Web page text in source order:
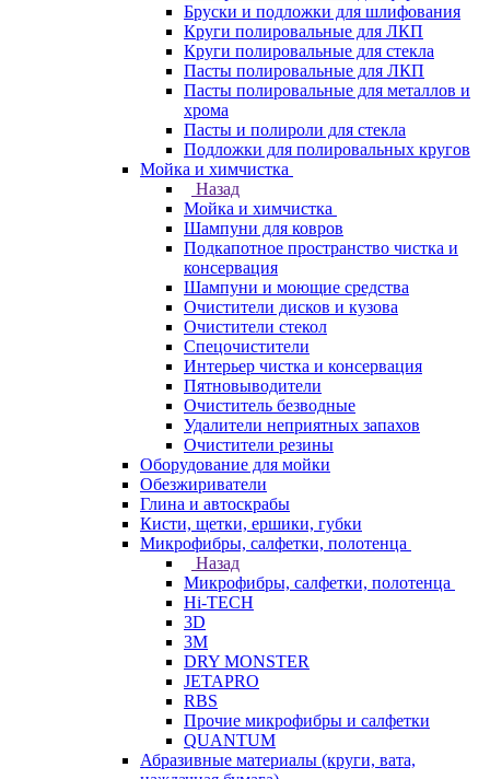
Бруски и подложки для шлифования
Круги полировальные для ЛКП
Круги полировальные для стекла
Пасты полировальные для ЛКП
Пасты полировальные для металлов и
хрома
Пасты и полироли для стекла
Подложки для полировальных кругов
Мойка и химчистка
Назад
Мойка и химчистка
Шампуни для ковров
Подкапотное пространство чистка и
консервация
Шампуни и моющие средства
Очистители дисков и кузова
Очистители стекол
Спецочистители
Интерьер чистка и консервация
Пятновыводители
Очиститель безводные
Удалители неприятных запахов
Очистители резины
Оборудование для мойки
Обезжириватели
Глина и автоскрабы
Кисти, щетки, ершики, губки
Микрофибры, салфетки, полотенца
Назад
Микрофибры, салфетки, полотенца
Hi-TECH
3D
3М
DRY MONSTER
JETAPRO
RBS
Прочие микрофибры и салфетки
QUANTUM
Абразивные материалы (круги, вата,